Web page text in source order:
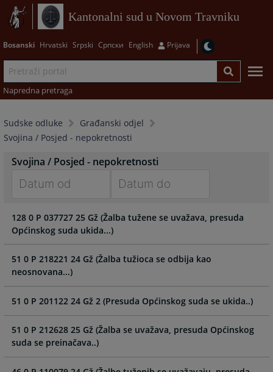
Kantonalni sud u Novom Travniku
Bosanski Hrvatski Srpski Српски English Prijava
Napredna pretraga
Sudske odluke
Građanski odjel
Svojina / Posjed - nepokretnosti
Svojina / Posjed - nepokretnosti
forward
to
interact
with
the
calendar
and
a
date.
forward
to
interact
with
calendar
and
a
the
128 0 P 037727 25 Gž (Žalba tužene se uvažava, presuda
Općinskog suda ukida...)
51 0 P 218221 24 Gž (Žalba tužioca se odbija kao
neosnovana...)
51 0 P 201122 24 Gž 2 (Presuda Općinskog suda se ukida..)
51 0 P 212628 25 Gž (Žalba se uvažava, presuda Općinskog
suda se preinačava..)